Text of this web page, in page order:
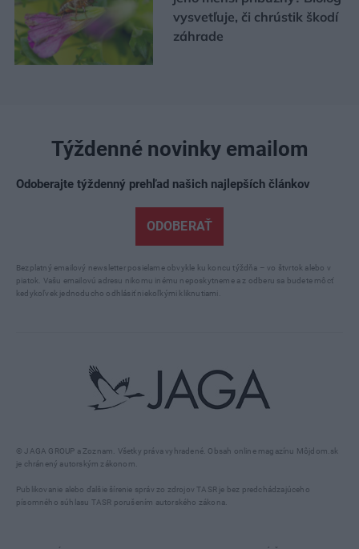
vysvetľuje, či chrústik škodí
záhrade
© JAGA GROUP a Zoznam. Všetky práva vyhradené. Obsah online magazínu Môjdom.sk
je chránený autorským zákonom.
Publikovanie alebo ďalšie šírenie správ zo zdrojov TASR je bez predchádzajúceho
písomného súhlasu TASR porušením autorského zákona.
Týždenné novinky emailom
Odoberajte týždenný prehľad našich najlepších článkov
ODOBERAŤ
Bezplatný emailový newsletter posielame obvykle ku koncu týždňa – vo štvrtok alebo v
piatok. Vašu emailovú adresu nikomu inému neposkytneme a z odberu sa budete môcť
kedykoľvek jednoducho odhlásiť niekoľkými kliknutiami.